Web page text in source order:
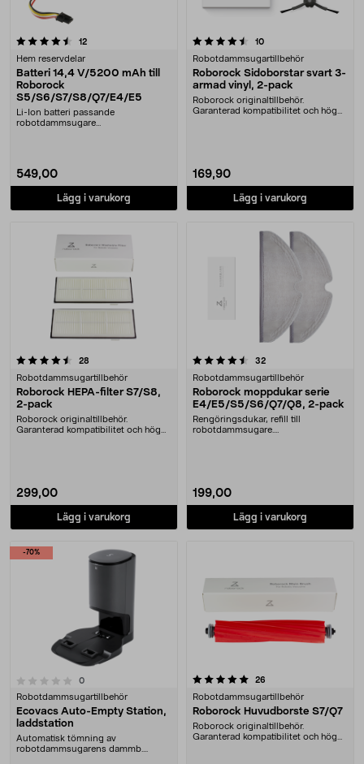
12recensioner
Hem reservdelar
Batteri 14,4 V/5200 mAh till
Roborock
S5/S6/S7/S8/Q7/E4/E5
Li-Ion batteri passande
robotdammsugare
549,00
Lägg i varukorg
4.5 av 5 stjärnor 10recensioner
Robotdammsugartillbehör
Roborock Sidoborstar svart 3-
armad vinyl, 2-pack
Roborock originaltillbehör.
Garanterad kompatibilitet och hög
169,90
Lägg i varukorg
28
Robotdammsugartillbehör
Roborock HEPA-filter S7/S8,
2-pack
Roborock originaltillbehör.
Garanterad kompatibilitet och hög
299,00
Lägg i varukorg
4.5 av 5 stjärnor 32recensioner
Robotdammsugartillbehör
Roborock moppdukar serie
E4/E5/S5/S6/Q7/Q8, 2-pack
Rengöringsdukar, refill till
robotdammsugare.
199,00
Lägg i varukorg
-70%
0recensioner
Robotdammsugartillbehör
Ecovacs Auto-Empty Station,
laddstation
Automatisk tömning av
robotdammsugarens dammb....
5.0 av 5 stjärnor 26
Robotdammsugartillbehör
Roborock Huvudborste S7/Q7
Roborock originaltillbehör.
Garanterad kompatibilitet och hög